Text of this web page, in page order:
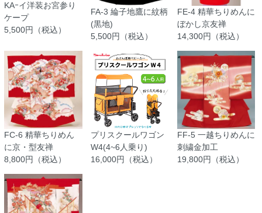
KAｰイ洋装お宮参り
ケープ
5,500円（税込）
FA-3 綸子地鷹に紋柄
(黒地)
5,500円（税込）
FE-4 精華ちりめんに
ぼかし京友禅
14,300円（税込）
FC-6 精華ちりめん
に京・型友禅
8,800円（税込）
プリスクールワゴン
W4(4~6人乗り)
16,000円（税込）
FF-5 一越ちりめんに
刺繍金加工
19,800円（税込）